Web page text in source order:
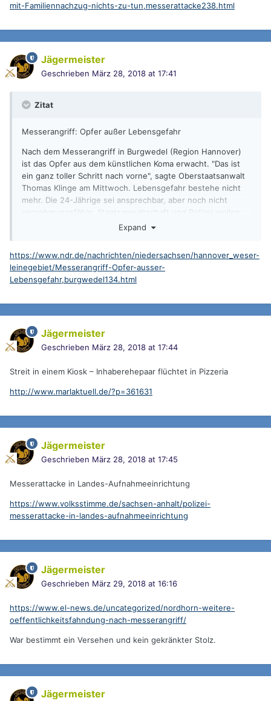
mit-Familiennachzug-nichts-zu-tun,messerattacke238.html
Jägermeister
Geschrieben März 28, 2018 at 17:41
Zitat
Messerangriff: Opfer außer Lebensgefahr
Nach dem Messerangriff in Burgwedel (Region Hannover)
ist das Opfer aus dem künstlichen Koma erwacht. "Das ist
ein ganz toller Schritt nach vorne", sagte Oberstaatsanwalt
Thomas Klinge am Mittwoch. Lebensgefahr bestehe nicht
mehr. Die 24-Jährige sei ansprechbar, aber noch nicht
vernehmungsfähig. Staatsanwaltschaft und Polizei wollen
daher einige Tage abwarten, bis sie die junge Frau befragen
mutmaßliche Haupttäter sitzt seit Sonntag in
Untersuchungshaft. Er hat sich nach Angaben der
Staatsanwaltschaft bislang nicht zu den Vorwürfen
Expand
https://www.ndr.de/nachrichten/niedersachsen/hannover_weser-
leinegebiet/Messerangriff-Opfer-ausser-
Lebensgefahr,burgwedel134.html
Jägermeister
Geschrieben März 28, 2018 at 17:44
Streit in einem Kiosk – Inhaberehepaar flüchtet in Pizzeria
http://www.marlaktuell.de/?p=361631
Jägermeister
Geschrieben März 28, 2018 at 17:45
Messerattacke in Landes-Aufnahmeeinrichtung
https://www.volksstimme.de/sachsen-anhalt/polizei-
messerattacke-in-landes-aufnahmeeinrichtung
Jägermeister
Geschrieben März 29, 2018 at 16:16
https://www.el-news.de/uncategorized/nordhorn-weitere-
oeffentlichkeitsfahndung-nach-messerangriff/
War bestimmt ein Versehen und kein gekränkter Stolz.
Jägermeister